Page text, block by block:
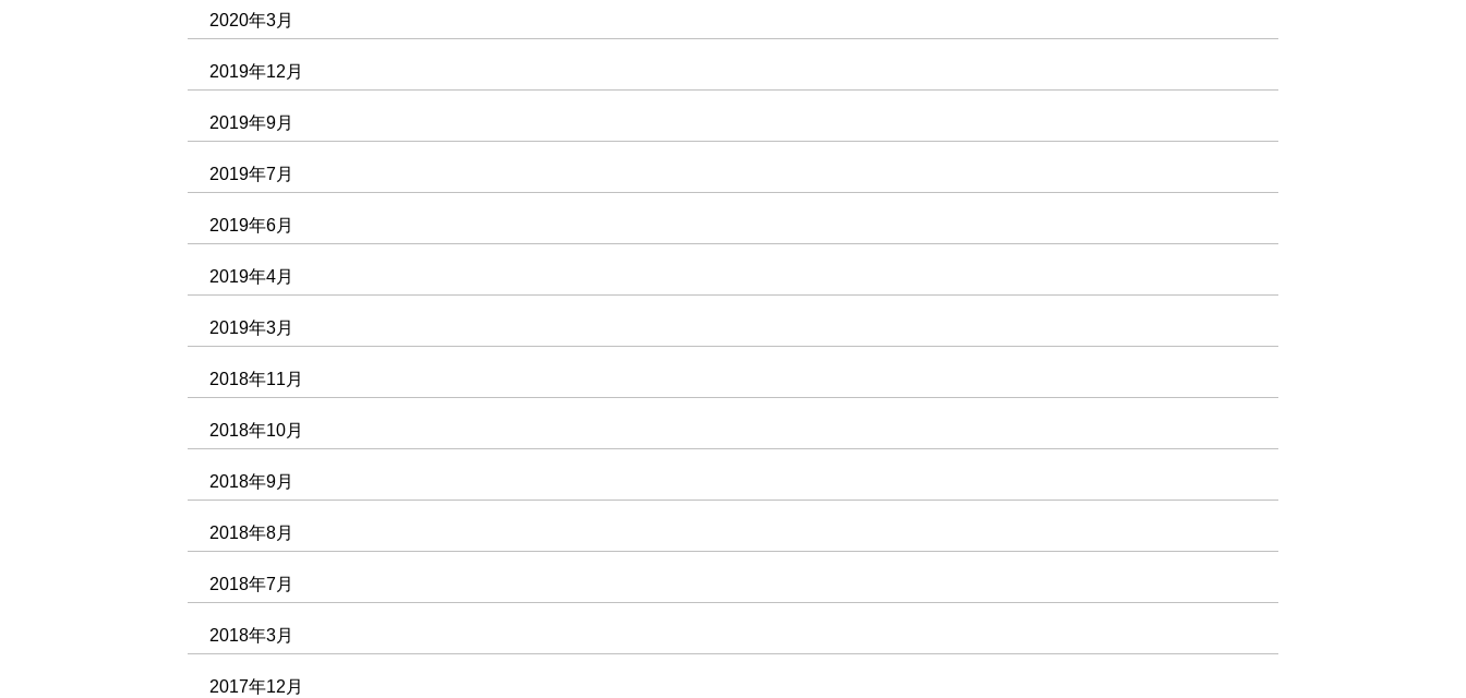
2020年3月
2019年12月
2019年9月
2019年7月
2019年6月
2019年4月
2019年3月
2018年11月
2018年10月
2018年9月
2018年8月
2018年7月
2018年3月
2017年12月